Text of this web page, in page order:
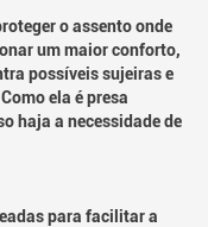
o assento onde
um maior conforto,
possíveis sujeiras e
ela é presa
haja a necessidade de
para facilitar a